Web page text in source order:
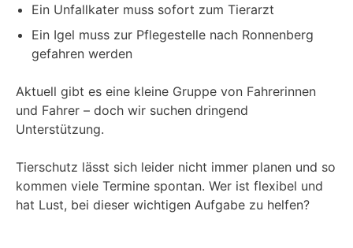
Ein Unfallkater muss sofort zum Tierarzt
Ein Igel muss zur Pflegestelle nach Ronnenberg
gefahren werden
Aktuell gibt es eine kleine Gruppe von Fahrerinnen
und Fahrer – doch wir suchen dringend
Unterstützung.
Tierschutz lässt sich leider nicht immer planen und so
kommen viele Termine spontan. Wer ist flexibel und
hat Lust, bei dieser wichtigen Aufgabe zu helfen?